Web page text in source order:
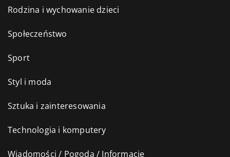
Rodzina i wychowanie dzieci
Społeczeństwo
Sport
Styl i moda
Sztuka i zainteresowania
Technologia i komputery
Wiadomości / Pogoda / Informacje